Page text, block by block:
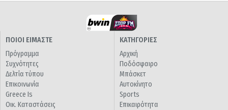
ΠΟΙΟΙ ΕΙΜΑΣΤΕ
Πρόγραμμα
Συχνότητες
Δελτία τύπου
Επικοινωνία
Greece Is
Οικ. Καταστάσεις
ΚΑΤΗΓΟΡΙΕΣ
Αρχική
Ποδόσφαιρο
Μπάσκετ
Αυτοκίνητο
Sports
Επικαιρότητα